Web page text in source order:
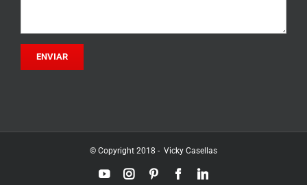
© Copyright 2018 - Vicky Casellas
YouTubeInstagramPinterestFacebookLinkedIn